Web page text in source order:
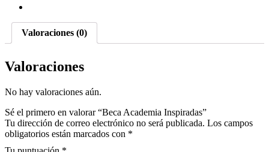
Valoraciones (0)
Valoraciones
No hay valoraciones aún.
Sé el primero en valorar “Beca Academia Inspiradas”
Tu dirección de correo electrónico no será publicada. Los campos
obligatorios están marcados con *